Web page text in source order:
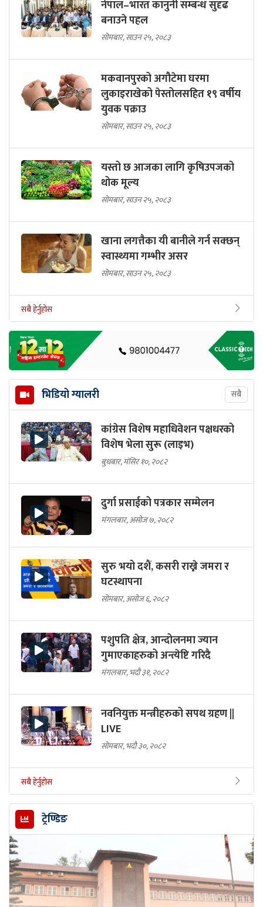
नेपाल–भारत कानुनी सम्बन्ध सुदृढ
बनाउने पहल
सोमबार, साउन २५, २०८३
मकवानपुरको अगौटेमा घरमा
लुकाइराखेको पेस्तोलसहित १९ वर्षीय
युवक पक्राउ
सोमबार, साउन २५, २०८३
यस्तो छ आजका लागि कृषिउपजको
थोक मूल्य
सोमबार, साउन २५, २०८३
खाना लगत्तैका यी बानीले गर्न सक्छन्
स्वास्थ्यमा गम्भीर असर
सोमबार, साउन २५, २०८३
सबै हेर्नुहोस
भिडियो ग्यालरी सबै
कांग्रेस विशेष महाधिवेशन पक्षधरको
विशेष भेला सुरू (लाइभ)
बुधबार, मंसिर १०, २०८२
दुर्गा प्रसाईको पत्रकार सम्मेलन
मंगलबार, असोज ७, २०८२
सुरु भयो दशैं, कसरी राख्ने जमरा र
घटस्थापना
सोमबार, असोज ६, २०८२
पशुपति क्षेत्र, आन्दोलनमा ज्यान
गुमाएकाहरुको अन्त्येष्टि गरिदै
मंगलबार, भदौ ३१, २०८२
नवनियुक्त मन्त्रीहरुको सपथ ग्रहण ||
LIVE
सोमबार, भदौ ३०, २०८२
सबै हेर्नुहोस
ट्रेण्डिङ